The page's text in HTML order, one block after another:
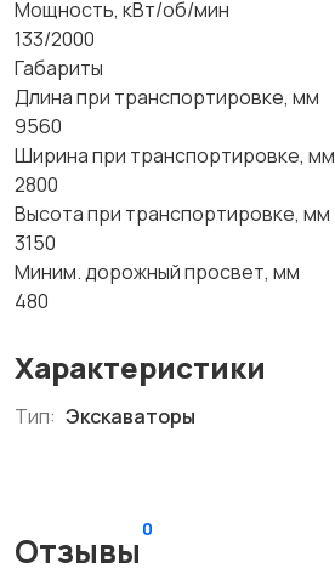
Мощность, кВт/об/мин
133/2000
Габариты
Длина при транспортировке, мм
9560
Ширина при транспортировке, мм
2800
Высота при транспортировке, мм
3150
Миним. дорожный просвет, мм
480
Характеристики
Тип: Экскаваторы
Отзывы
0